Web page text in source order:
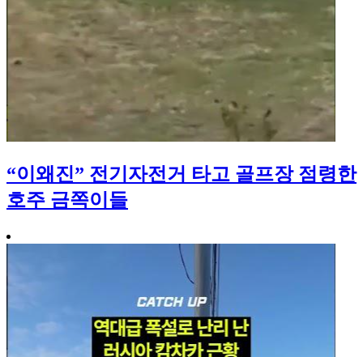
“이왜진” 전기자전거 타고 골프장 점령한
호주 금쪽이들